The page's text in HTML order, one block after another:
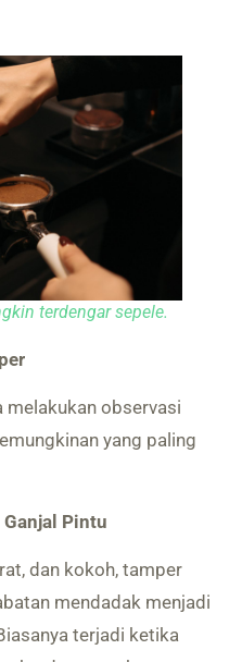
terdengar sepele.
melakukan observasi
yang paling
Pintu
dan kokoh, tamper
mendadak menjadi
terjadi ketika